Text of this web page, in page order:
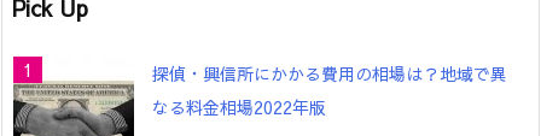
Pick Up
探偵・興信所にかかる費用の相場は？地域で異
なる料金相場2022年版